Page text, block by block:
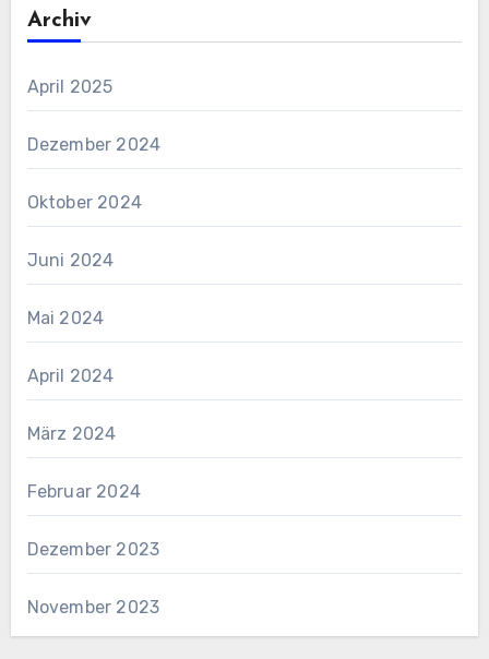
Archiv
April 2025
Dezember 2024
Oktober 2024
Juni 2024
Mai 2024
April 2024
März 2024
Februar 2024
Dezember 2023
November 2023